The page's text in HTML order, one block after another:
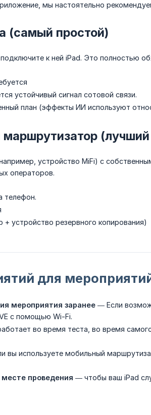
мы настоятельно
(самый простой)
к ней iPad. Это полностью
устойчивый сигнал сотовой связи.
план (эффекты ИИ используют
(лучший
устройство MiFi) с
операторов.
телефон.
устройство резервного копирования)
для
мероприятия заранее — Если
с помощью Wi-Fi.
во время теста, во время
вы используете мобильный
проведения — чтобы ваш iPad